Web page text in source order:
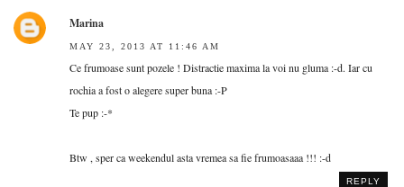
Marina
MAY 23, 2013 AT 11:46 AM
Ce frumoase sunt pozele ! Distractie maxima la voi nu gluma :-d. Iar cu
rochia a fost o alegere super buna :-P
Te pup :-*
Btw , sper ca weekendul asta vremea sa fie frumoasaaa !!! :-d
REPLY